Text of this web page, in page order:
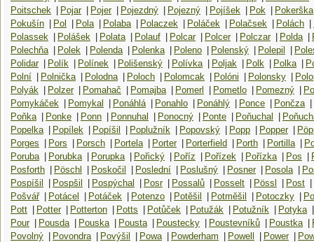
Poitschek | Pojar | Pojer | Pojezdný | Pojezný | Pojíšek | Pok | Pokerška
Pokušín | Pol | Pola | Polaba | Polaczek | Poláček | Polačsek | Polách |
Polassek | Polášek | Polata | Polauf | Polcar | Polcer | Polczar | Polda |
Polechňa | Polek | Polenda | Polenka | Poleno | Polenský | Polepil |
Polidar | Polík | Polínek | Polišenský | Polívka | Poljak | Polk | Polka |
Polní | Polnička | Polodna | Poloch | Polomcak | Polóni | Polonsky |
Polyák | Polzer | Pomahač | Pomajba | Pomerl | Pometlo | Pomezný |
Pomykáček | Pomykal | Ponáhlá | Ponahlo | Ponáhlý | Ponce | Pončza |
Poňka | Ponke | Ponn | Ponnuhal | Ponocný | Ponte | Poňuchal |
Popelka | Popílek | Popíšil | Poplužník | Popovský | Popp | Popper |
Porges | Pors | Porsch | Portela | Porter | Porterfield | Porth | Portilla |
Poruba | Porubka | Porupka | Pořický | Poříz | Pořízek | Pořízka | Pos |
Posforth | Pöschl | Poskočil | Poslední | Poslušný | Posner | Posola |
Pospíšil | Pospšil | Pospýchal | Posr | Possalů | Posselt | Pössl | Post |
Pošvář | Potácel | Potáček | Potenzo | Potěšil | Potměšil | Potoczky |
Pott | Potter | Potterton | Potts | Potůček | Potužák | Potužník | Potyka |
Pour | Pousda | Pouska | Pousta | Poustecky | Poustevníků | Poustka |
Povolný | Povondra | Povýšil | Powa | Powderham | Powell | Power |